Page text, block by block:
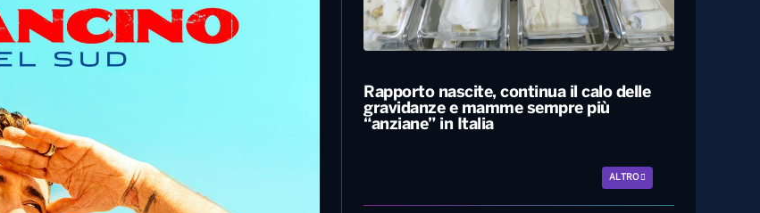
Brindisi – Tiromancino
Luglio, 2019
il “Vento del
L’estate più calda di sempre, afa sino a